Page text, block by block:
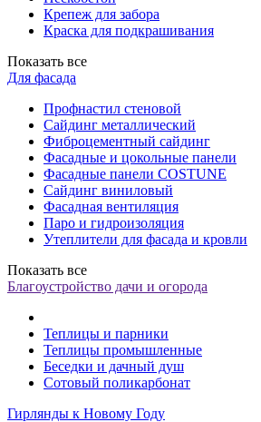
Крепеж для забора
Краска для подкрашивания
Показать все
Для фасада
Профнастил стеновой
Сайдинг металлический
Фиброцементный сайдинг
Фасадные и цокольные панели
Фасадные панели COSTUNE
Сайдинг виниловый
Фасадная вентиляция
Паро и гидроизоляция
Утеплители для фасада и кровли
Показать все
Благоустройство дачи и огорода
Теплицы и парники
Теплицы промышленные
Беседки и дачный душ
Сотовый поликарбонат
Гирлянды к Новому Году